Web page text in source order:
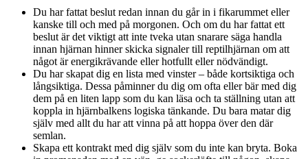
Du har fattat beslut redan innan du går in i fikarummet eller
kanske till och med på morgonen. Och om du har fattat ett
beslut är det viktigt att inte tveka utan snarare säga handla
innan hjärnan hinner skicka signaler till reptilhjärnan om att
något är energikrävande eller hotfullt eller nödvändigt.
Du har skapat dig en lista med vinster – både kortsiktiga och
långsiktiga. Dessa påminner du dig om ofta eller bär med dig
dem på en liten lapp som du kan läsa och ta ställning utan att
koppla in hjärnbalkens logiska tänkande. Du bara matar dig
själv med allt du har att vinna på att hoppa över den där
semlan.
Skapa ett kontrakt med dig själv som du inte kan bryta. Boka